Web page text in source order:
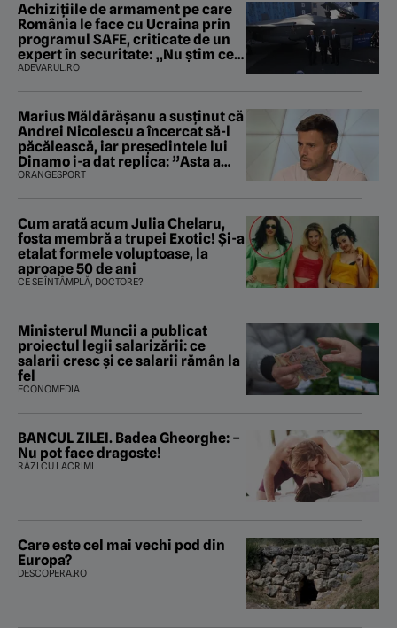
Achizițiile de armament pe care
România le face cu Ucraina prin
programul SAFE, criticate de un
expert în securitate: „Nu știm ce
arme ne trebuie”
ADEVARUL.RO
Marius Măldărăşanu a susţinut că
Andrei Nicolescu a încercat să-l
păcălească, iar preşedintele lui
Dinamo i-a dat replica: ”Asta a
fost istoria”
ORANGESPORT
Cum arată acum Julia Chelaru,
fosta membră a trupei Exotic! Și-a
etalat formele voluptoase, la
aproape 50 de ani
CE SE ÎNTÂMPLĂ, DOCTORE?
Ministerul Muncii a publicat
proiectul legii salarizării: ce
salarii cresc și ce salarii rămân la
fel
ECONOMEDIA
BANCUL ZILEI. Badea Gheorghe: –
Nu pot face dragoste!
RÂZI CU LACRIMI
Care este cel mai vechi pod din
Europa?
DESCOPERA.RO